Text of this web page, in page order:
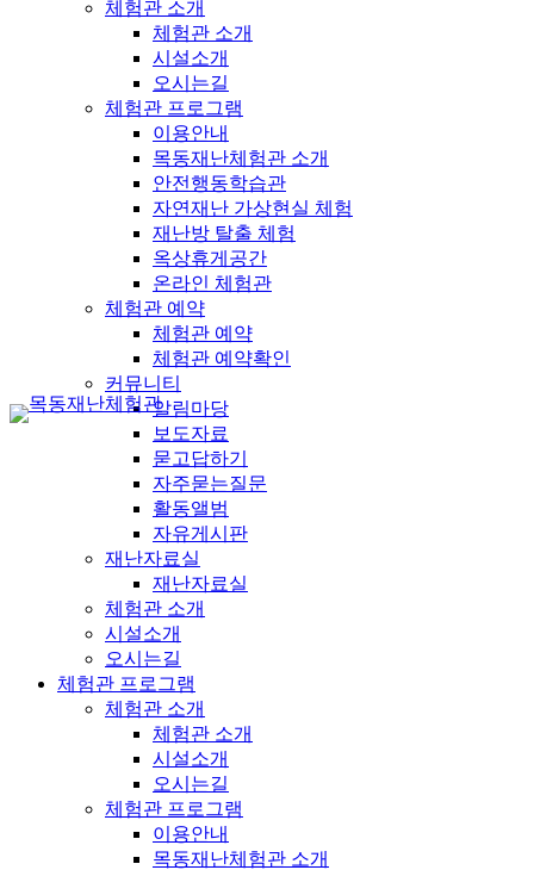
체험관 소개
체험관 소개
시설소개
오시는길
체험관 프로그램
이용안내
목동재난체험관 소개
안전행동학습관
자연재난 가상현실 체험
재난방 탈출 체험
옥상휴게공간
온라인 체험관
체험관 예약
체험관 예약
체험관 예약확인
커뮤니티
알림마당
보도자료
묻고답하기
자주묻는질문
활동앨범
자유게시판
재난자료실
재난자료실
체험관 소개
시설소개
오시는길
체험관 프로그램
체험관 소개
체험관 소개
시설소개
오시는길
체험관 프로그램
이용안내
목동재난체험관 소개